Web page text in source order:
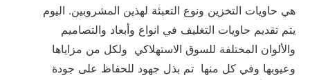
هي حاويات التخزين ونوع التعبئة لهذين المشروبين. اليوم
يتم تقديم حاويات التغليف في انواع وأبعاد والتصاميم
والألوان المختلفة للسوق الاستهلاكي ولكل من مزاياها
وعيوبها وفي كل منها تم بذل جهود للحفاظ على جودة